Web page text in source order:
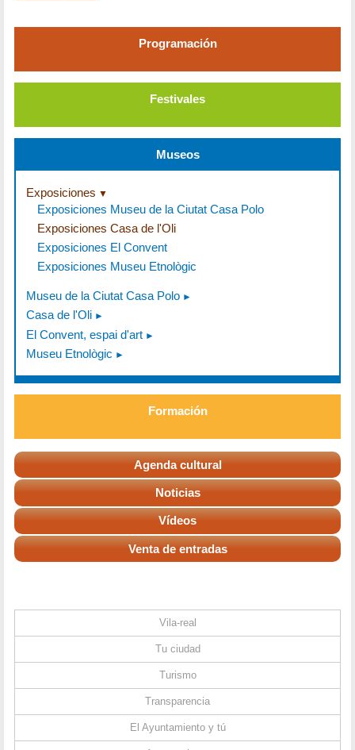
Programación
Festivales
Museos
Exposiciones
Exposiciones Museu de la Ciutat Casa Polo
Exposiciones Casa de l'Oli
Exposiciones El Convent
Exposiciones Museu Etnològic
Museu de la Ciutat Casa Polo
Casa de l'Oli
El Convent, espai d'art
Museu Etnològic
Formación
Agenda cultural
Noticias
Vídeos
Venta de entradas
Vila-real
Tu ciudad
Turismo
Transparencia
El Ayuntamiento y tú